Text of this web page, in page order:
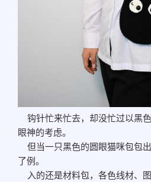
钩针忙来忙去，却没忙过以黑
眼神的考虑。
但当一只黑色的圆眼猫咪包包
了例。
入的还是材料包，各色线材、图